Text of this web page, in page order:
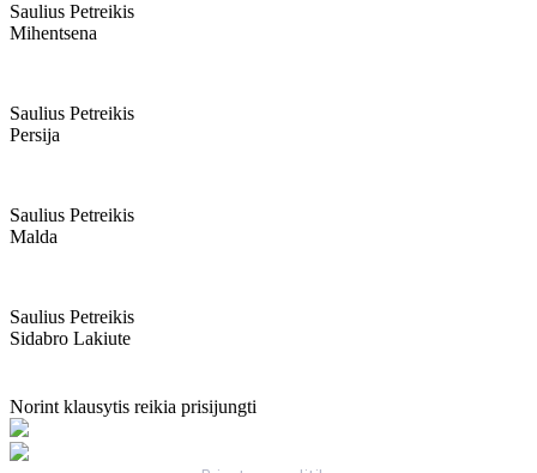
Saulius Petreikis
Mihentsena
Saulius Petreikis
Persija
Saulius Petreikis
Malda
Saulius Petreikis
Sidabro Lakiute
Norint klausytis reikia prisijungti